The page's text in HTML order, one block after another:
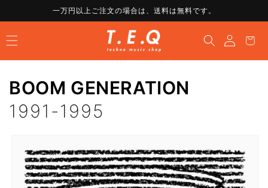
進む
一万円以上ご注文の場合は、送料は無料です。
グ
イ
ン
ー
BOOM GENERATION
1991-1995
キップ